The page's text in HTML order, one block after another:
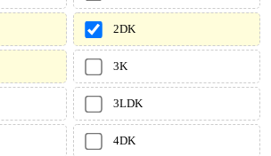
2DK
3K
3LDK
4DK